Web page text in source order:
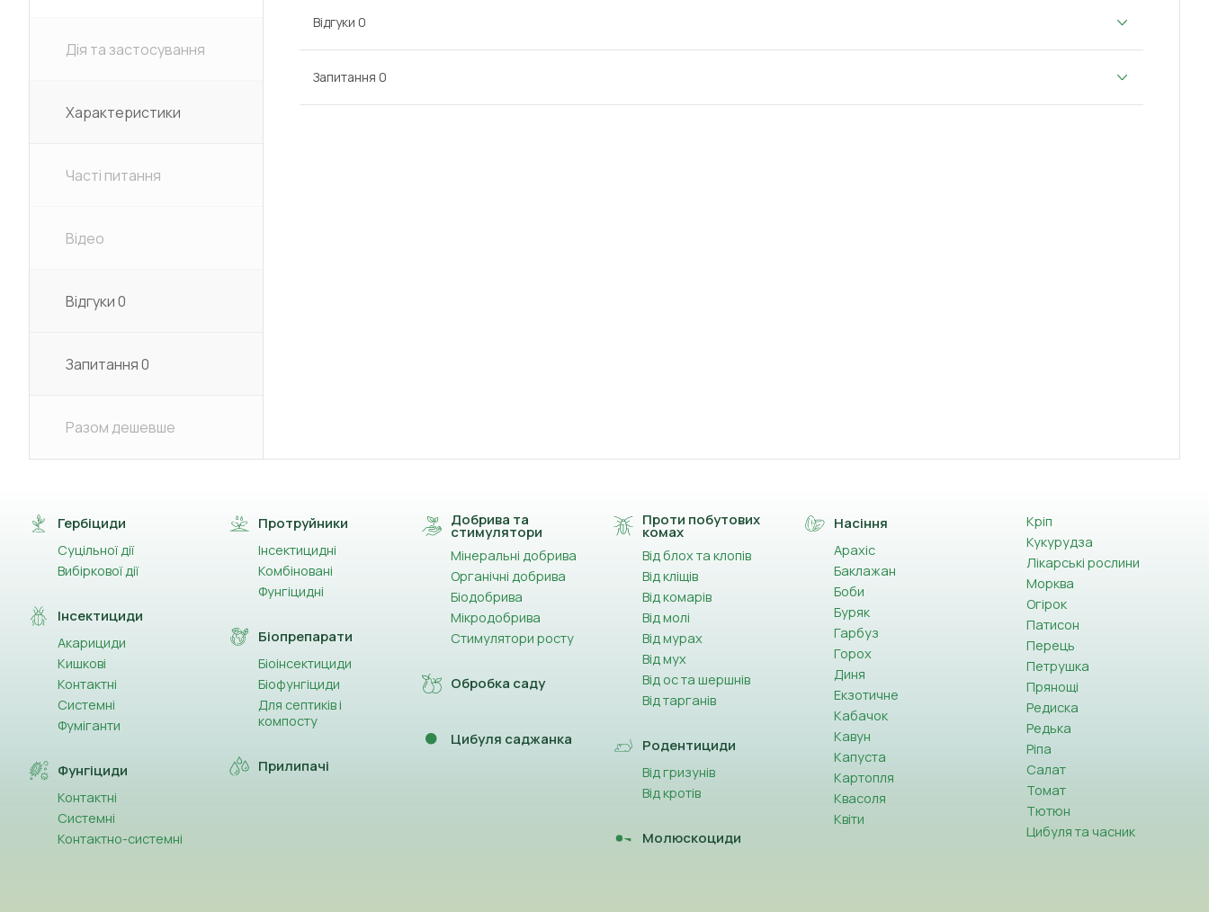
Дія та застосування
Характеристики
Часті питання
Відео
Відгуки0
Запитання0
Разом дешевше
Відгуки 0
Запитання 0
Гербіциди
Суцільної дії
Вибіркової дії
Інсектициди
Акарициди
Кишкові
Контактні
Системні
Фуміганти
Фунгіциди
Контактні
Системні
Контактно-системні
Протруйники
Інсектицидні
Комбіновані
Фунгіцидні
Біопрепарати
Біоінсектициди
Біофунгіциди
Для септиків і
компосту
Прилипачі
Добрива та
стимулятори
Мінеральні добрива
Органічні добрива
Біодобрива
Мікродобрива
Стимулятори росту
Обробка саду
Цибуля саджанка
Проти побутових
комах
Від блох та клопів
Від кліщів
Від комарів
Від молі
Від мурах
Від мух
Від ос та шершнів
Від тарганів
Родентициди
Від гризунів
Від кротів
Молюскоциди
Насіння
Арахіс
Баклажан
Боби
Буряк
Гарбуз
Горох
Диня
Екзотичне
Кабачок
Кавун
Капуста
Картопля
Квасоля
Квіти
Кріп
Кукурудза
Лікарські рослини
Морква
Огірок
Патисон
Перець
Петрушка
Прянощі
Редиска
Редька
Ріпа
Салат
Томат
Тютюн
Цибуля та часник